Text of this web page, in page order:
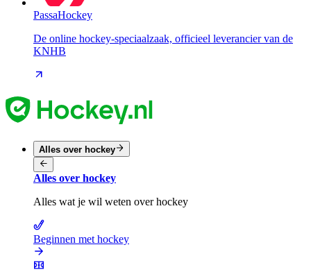
PassaHockey
De online hockey-speciaalzaak, officieel leverancier van de
KNHB
Alles over hockey
Alles over hockey
Alles wat je wil weten over hockey
Beginnen met hockey